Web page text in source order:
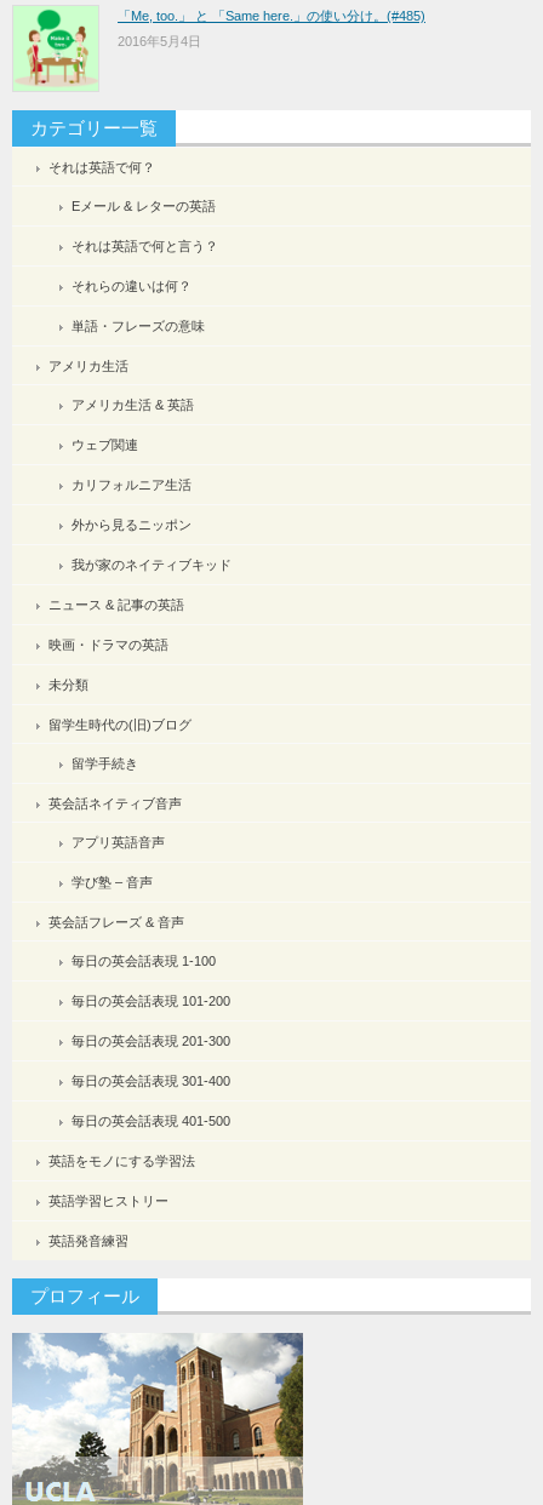
「Me, too.」 と 「Same here.」の使い分け。(#485)
2016年5月4日
カテゴリー一覧
それは英語で何？
Eメール & レターの英語
それは英語で何と言う？
それらの違いは何？
単語・フレーズの意味
アメリカ生活
アメリカ生活 & 英語
ウェブ関連
カリフォルニア生活
外から見るニッポン
我が家のネイティブキッド
ニュース & 記事の英語
映画・ドラマの英語
未分類
留学生時代の(旧)ブログ
留学手続き
英会話ネイティブ音声
アプリ英語音声
学び塾 – 音声
英会話フレーズ & 音声
毎日の英会話表現 1-100
毎日の英会話表現 101-200
毎日の英会話表現 201-300
毎日の英会話表現 301-400
毎日の英会話表現 401-500
英語をモノにする学習法
英語学習ヒストリー
英語発音練習
プロフィール